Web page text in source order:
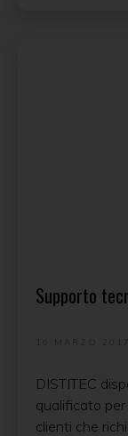
Supporto
DISTITEC
qualificato
clienti che